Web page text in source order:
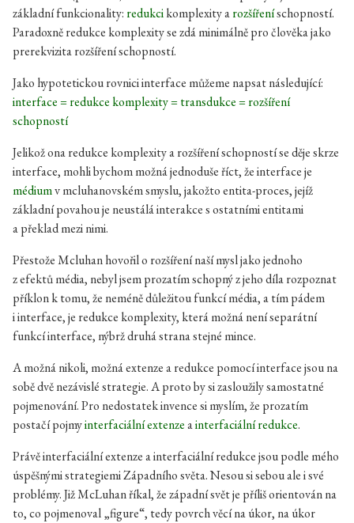
základní funkcionality: redukcikomplexity arozšířeníschopností.
Paradoxně redukce komplexity se zdá minimálně pro člověka jako
prerekvizita rozšíření schopností.
Jako hypotetickou rovnici interface můžeme napsat následující:
interface = redukce komplexity = transdukce = rozšíření
schopností
Jelikož ona redukce komplexity a rozšíření schopností se děje skrze
interface, mohli bychom možná jednoduše říct, že interface je
médiumv mcluhanovském smyslu, jakožto entita-proces, jejíž
základní povahou je neustálá interakce s ostatními entitami
a překlad mezi nimi.
Přestože Mcluhan hovořil o rozšíření naší mysl jako jednoho
z efektů média, nebyl jsem prozatím schopný z jeho díla rozpoznat
příklon k tomu, že neméně důležitou funkcí média, a tím pádem
i interface, je redukce komplexity, která možná není separátní
funkcí interface, nýbrž druhá strana stejné mince.
A možná nikoli, možná extenze a redukce pomocí interface jsou na
sobě dvě nezávislé strategie. A proto by si zasloužily samostatné
pojmenování. Pro nedostatek invence si myslím, že prozatím
postačí pojmyinterfaciální extenzeainterfaciální redukce.
Právě interfaciální extenze a interfaciální redukce jsou podle mého
úspěšnými strategiemi Západního světa. Nesou si sebou ale i své
problémy. Již McLuhan říkal, že západní svět je příliš orientován na
to, co pojmenoval „figure“, tedy povrch věcí na úkor, na úkor